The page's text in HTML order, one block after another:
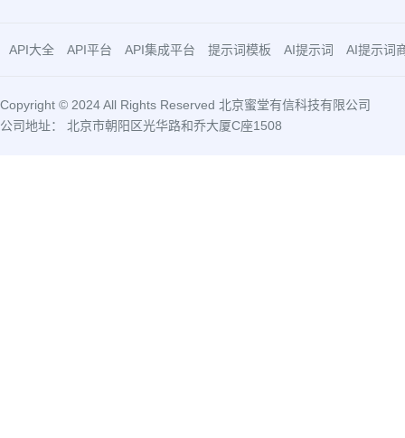
API大全 API平台 API集成平台 提示词模板 AI提示词 AI提示词
Copyright © 2024 All Rights Reserved 北京蜜堂有信科技有限公司
公司地址： 北京市朝阳区光华路和乔大厦C座1508